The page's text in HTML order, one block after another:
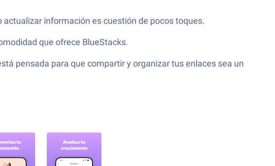
información es cuestión de pocos toques.
que ofrece BlueStacks.
pensada para que compartir y organizar tus enlaces sea un